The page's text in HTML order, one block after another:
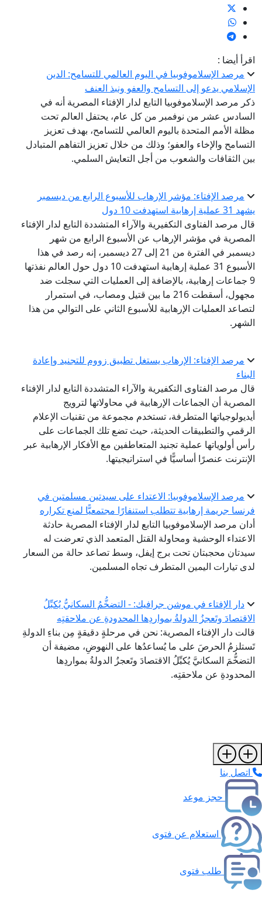
اقرأ أيضا :
مرصد الإسلاموفوبيا في اليوم العالمي للتسامح: الدين
الإسلامي يدعو إلى التسامح والعفو ونبذ العنف
ذكر مرصد الإسلاموفوبيا التابع لدار الإفتاء المصرية أنه في
السادس عشر من نوفمبر من كل عام، يحتفل العالم تحت
مظلة الأمم المتحدة باليوم العالمي للتسامح، بهدف تعزيز
التسامح والإخاء والعفو؛ وذلك من خلال تعزيز التفاهم المتبادل
بين الثقافات والشعوب من أجل التعايش السلمي.
مرصد الإفتاء: مؤشر الإرهاب للأسبوع الرابع من ديسمبر
يشهد 31 عملية إرهابية استهدفت 10 دول
قال مرصد الفتاوى التكفيرية والآراء المتشددة التابع لدار الإفتاء
المصرية في مؤشر الإرهاب عن الأسبوع الرابع من شهر
ديسمبر في الفترة من 21 إلى 27 ديسمبر، إنه رصد في هذا
الأسبوع 31 عملية إرهابية استهدفت 10 دول حول العالم نفذتها
9 جماعات إرهابية، بالإضافة إلى العمليات التي سجلت ضد
مجهول، أسقطت 216 ما بين قتيل ومصاب، في استمرار
لتصاعد العمليات الإرهابية للأسبوع الثاني على التوالي من هذا
الشهر.
مرصد الإفتاء: الإرهاب يستغل تطبيق زووم للتجنيد وإعادة
البناء
قال مرصد الفتاوى التكفيرية والآراء المتشددة التابع لدار الإفتاء
المصرية أن الجماعات الإرهابية في محاولاتها لترويج
أيديولوجياتها المتطرفة، تستخدم مجموعة من تقنيات الإعلام
الرقمي والتطبيقات الحديثة، حيث تضع تلك الجماعات على
رأس أولوياتها عملية تجنيد المتعاطفين مع الأفكار الإرهابية عبر
الإنترنت عنصرًا أساسيًّا في استراتيجيتها.
مرصد الإسلاموفوبيا: الاعتداء على سيدتين مسلمتين في
فرنسا جريمة إرهابية تتطلب استنفارًا مجتمعيًّا لمنع تكراره
أدان مرصد الإسلاموفوبيا التابع لدار الإفتاء المصرية حادثة
الاعتداء الوحشية ومحاولة القتل المتعمد الذي تعرضت له
سيدتان محجبتان تحت برج إيفل، وسط تصاعد حالة من السعار
لدى تيارات اليمين المتطرف تجاه المسلمين.
دار الإفتاء في موشن جرافيك: - التضخُّمُ السكانيُّ يُكبِّلُ
الاقتصادَ وتَعجزُ الدولةُ بمواردِها المحدودةِ عن ملاحقتِه
قالت دار الإفتاء المصرية: نحن في مرحلةٍ دقيقةٍ مِن بناءِ الدولةِ
تَستلزمُ الحرصَ على ما يُساعدُها على النهوضِ، مضيفة أن
التضخُّمَ السكانيَّ يُكبِّلُ الاقتصادَ وتَعجزُ الدولةُ بمواردِها
المحدودةِ عن ملاحقتِه.
اتصل بنا
حجز موعد
استعلام عن فتوى
طلب فتوى